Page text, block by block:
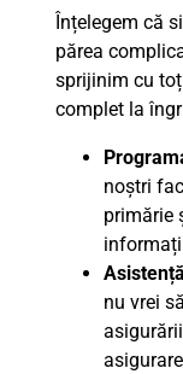
Înțelegem că
părea
sprijinim cu
complet la
noștri
primărie
nu vrei